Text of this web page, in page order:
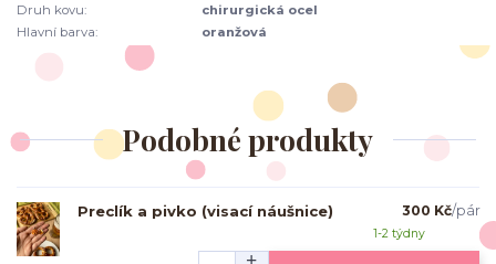
Druh kovu:
chirurgická ocel
Hlavní barva:
oranžová
Podobné produkty
Preclík a pivko (visací náušnice) 300 Kč/pár
1-2 týdny